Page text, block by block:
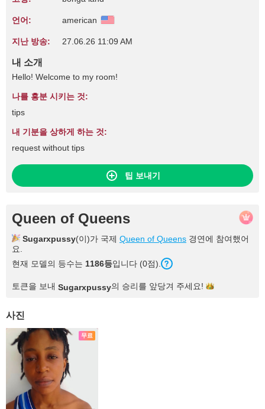
언어: american
지난 방송: 27.06.26 11:09 AM
내 소개
Hello! Welcome to my room!
나를 흥분 시키는 것:
tips
내 기분을 상하게 하는 것:
request without tips
팁 보내기
Queen of Queens
Sugarxpussy(이)가 국제 Queen of Queens 경연에 참여했어
요.
현재 모델의 등수는 1186등입니다 (0점).
토큰을 보내 Sugarxpussy의 승리를 앞당겨 주세요!
사진
무료